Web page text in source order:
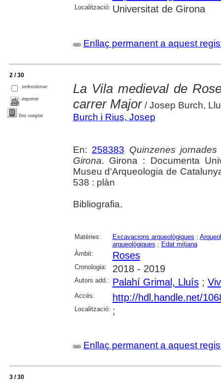
Localització: Universitat de Girona
Enllaç permanent a aquest
2 / 30
seleccionar
imprimir
Text complet
La Vila medieval de
carrer Major/ Josep Burch,
Burch i Rius, Josep
En: 258383 Quinzenes
Girona. Girona : Documenta
Museu d'Arqueologia de
538 : plàn
Bibliografia.
Matèries: Excavacions arqueològiques ;
arqueològiques ; Edat mitjana
Àmbit:
Roses
Cronologia: 2018 - 2019
Autors add.: Palahí Grimal, Lluís;
Accés: http://hdl.handle.net/
Localització: ;
Enllaç permanent a aquest
3 / 30